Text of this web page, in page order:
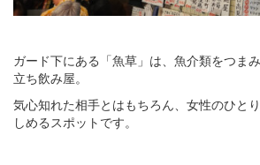
ガード下にある「魚草」は、魚介類をつま
立ち飲み屋。
気心知れた相手とはもちろん、女性のひと
しめるスポットです。